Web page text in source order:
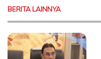
BERITA LAINNYA